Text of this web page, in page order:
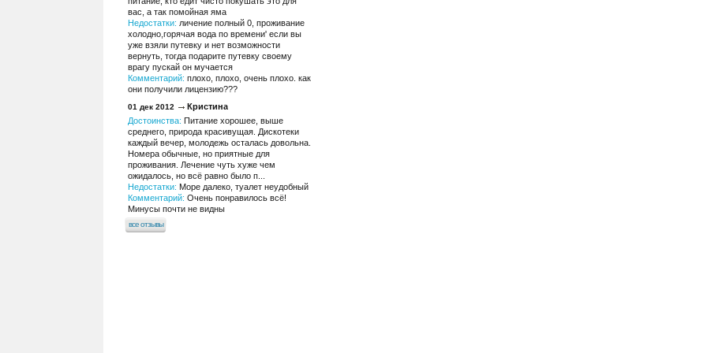
вас, а так помойная яма
Недостатки: личение полный 0, проживание
холодно,горячая вода по времени' если вы
уже взяли путевку и нет возможности
вернуть, тогда подарите путевку своему
врагу пускай он мучается
Комментарий: плохо, плохо, очень плохо. как
они получили лицензию???
01 дек 2012
Кристина
Достоинства: Питание хорошее, выше
среднего, природа красивущая. Дискотеки
каждый вечер, молодежь осталась довольна.
Номера обычные, но приятные для
проживания. Лечение чуть хуже чем
ожидалось, но всё равно было п...
Недостатки: Море далеко, туалет неудобный
Комментарий: Очень понравилось всё!
Минусы почти не видны
все отзывы